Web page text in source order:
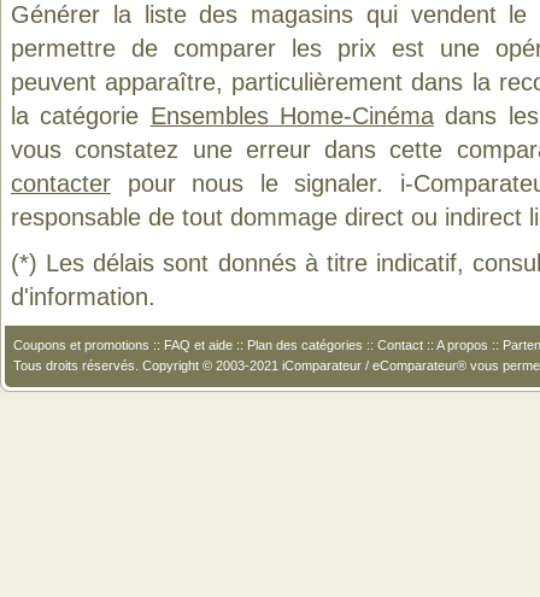
Générer la liste des magasins qui vendent
permettre de comparer les prix est une
peuvent apparaître, particulièrement dans la
la catégorie Ensembles Home-Cinémadans les
vous constatez une erreur dans cette
contacter pour nous le signaler. i-
responsable de tout dommage direct ou indirect
(*) Les délais sont donnés à titre indicatif,
d'information.
Coupons et promotions :: FAQ et aide :: Plan des catégories :: Contact :: A propos ::
Tous droits réservés. Copyright © 2003-2021 iComparateur / eComparateur® vous